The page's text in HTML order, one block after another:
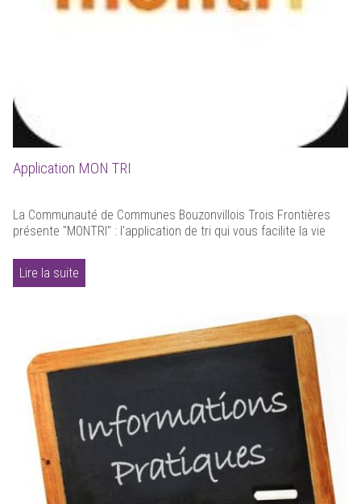
Application MON TRI
La Communauté de Communes Bouzonvillois Trois Frontières
présente "MONTRI" : l'application de tri qui vous facilite la vie
Lire la suite